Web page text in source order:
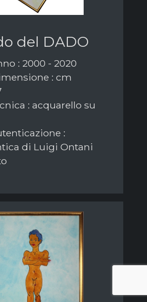
del DADO
: 2000 - 2020
: cm
: acquarello su
:
di Luigi Ontani